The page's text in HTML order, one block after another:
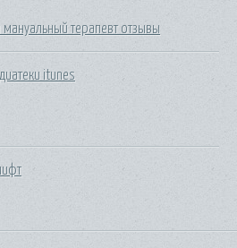
мануальный терапевт отзывы
itunes